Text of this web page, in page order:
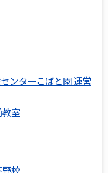
ンターこばと園 運営
室
野校